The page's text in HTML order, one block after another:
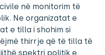
në monitorim të
Ne organizatat e
e tilla i shohim si
thirrje që të tilla të
spektri politik e